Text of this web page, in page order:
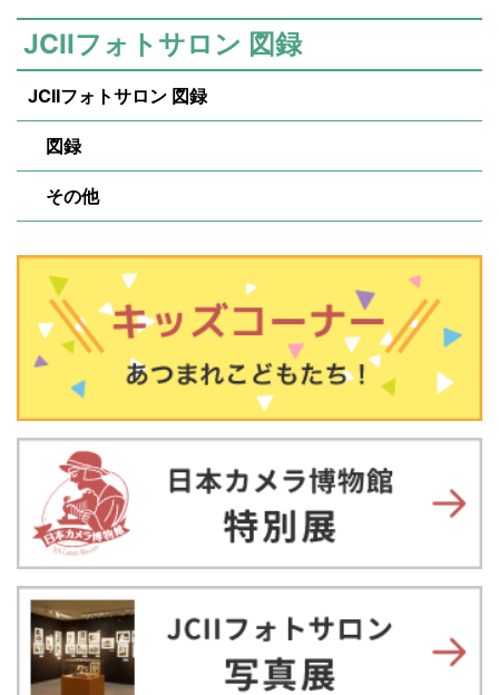
JCIIフォトサロン 図録
JCIIフォトサロン 図録
図録
その他